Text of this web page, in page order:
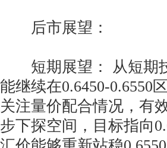
后市展望：
短期展望： 从短期
能继续在0.6450-0.6550
关注量价配合情况，有
步下探空间，目标指向